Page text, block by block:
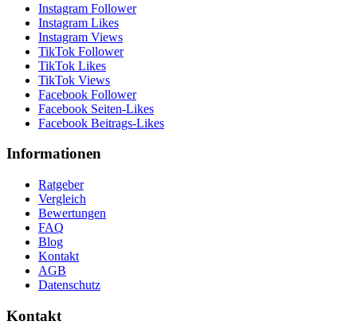
Instagram Follower
Instagram Likes
Instagram Views
TikTok Follower
TikTok Likes
TikTok Views
Facebook Follower
Facebook Seiten-Likes
Facebook Beitrags-Likes
Informationen
Ratgeber
Vergleich
Bewertungen
FAQ
Blog
Kontakt
AGB
Datenschutz
Kontakt